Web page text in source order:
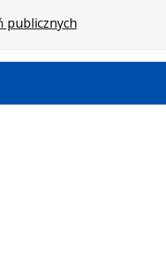
publicznych